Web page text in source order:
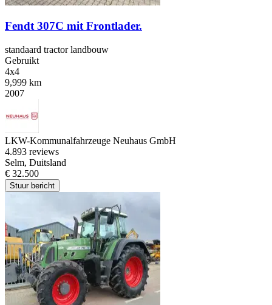
Fendt 307C mit Frontlader.
standaard tractor landbouw
Gebruikt
4x4
9,999 km
2007
LKW-Kommunalfahrzeuge Neuhaus GmbH
4.893 reviews
Selm, Duitsland
€ 32.500
Stuur bericht